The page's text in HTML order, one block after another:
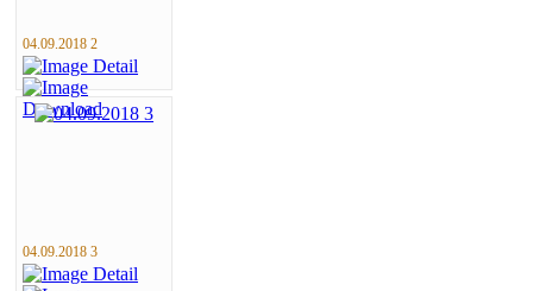
04.09.2018 2
04.09.2018 3